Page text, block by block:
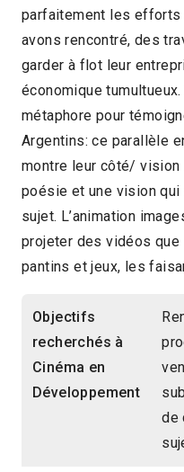
parfaitement les efforts
avons rencontré, des
garder à flot leur
économique
métaphore pour
Argentins: ce parallèle
montre leur côté/ vision
poésie et une vision
sujet. L’animation
projeter des vidéos
pantins et jeux, les
Objectifs
recherchés à
Cinéma en
Développement
de